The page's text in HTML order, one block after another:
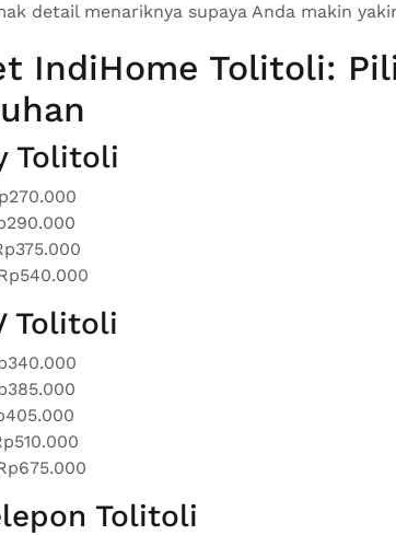
detail menariknya supaya Anda makin
IndiHome Tolitoli:
Tolitoli
Tolitoli
Tolitoli